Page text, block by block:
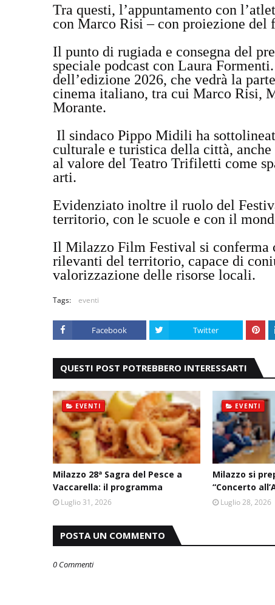
Tra questi, l’appuntamento con
con Marco Risi – con proiezione del
Il punto di rugiada e consegna del
speciale podcast con Laura
dell’edizione 2026, che vedrà la
cinema italiano, tra cui Marco Risi,
Morante.
Il sindaco Pippo Midili ha
culturale e turistica della città,
al valore del Teatro Trifiletti come
arti.
Evidenziato inoltre il ruolo del
territorio, con le scuole e con il
Il Milazzo Film Festival si conferma
rilevanti del territorio, capace di
valorizzazione delle risorse locali.
Tags: eventi
Facebook Twitter
QUESTI POST POTREBBERO INTERESSARTI
EVENTI
Milazzo 28ª Sagra del Pesce a
Vaccarella: il programma
Luglio 31, 2026
EVENTI
Milazzo si
“Concerto
Luglio 28, 2026
POSTA UN COMMENTO
0 Commenti